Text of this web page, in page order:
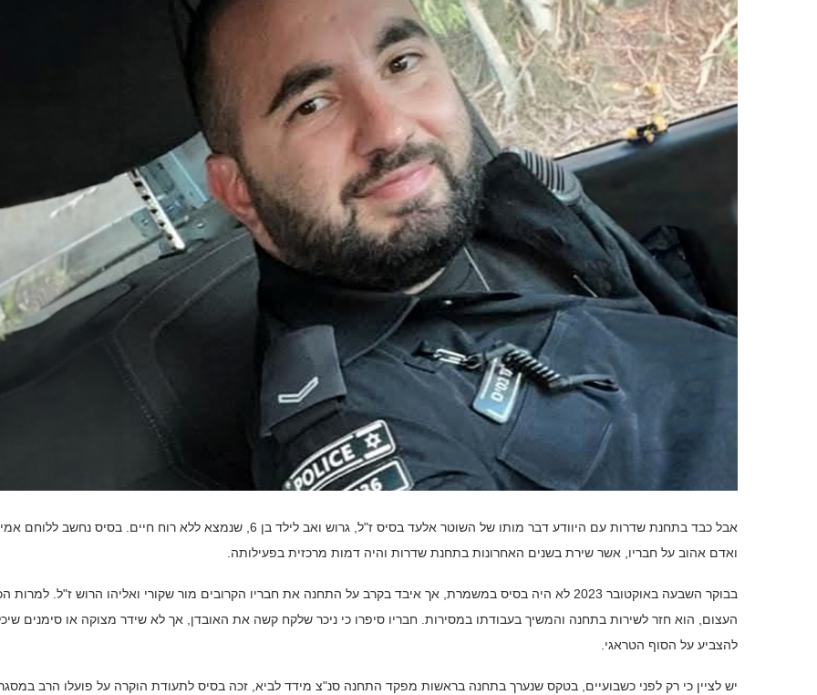
אבל כבד בתחנת שדרות עם היוודע דבר מותו של השוטר אלעד בסיס ז"ל, גרוש ואב לילד בן 6, שנמצא ללא רוח חיים. בסיס נחשב ללוחם
ואדם אהוב על חבריו, אשר שירת בשנים האחרונות בתחנת שדרות והיה דמות מרכזית בפעילותה.
בבוקר השבעה באוקטובר 2023 לא היה בסיס במשמרת, אך איבד בקרב על התחנה את חבריו הקרובים מור שקורי ואליהו הרוש ז"ל. למרות
העצום, הוא חזר לשירות בתחנה והמשיך בעבודתו במסירות. חבריו סיפרו כי ניכר שלקח קשה את האובדן, אך לא שידר מצוקה או סימנים
להצביע על הסוף הטראגי.
יש לציין כי רק לפני כשבועיים, בטקס שנערך בתחנה בראשות מפקד התחנה סנ"צ מידד לביא, זכה בסיס לתעודת הוקרה על פועלו הרב